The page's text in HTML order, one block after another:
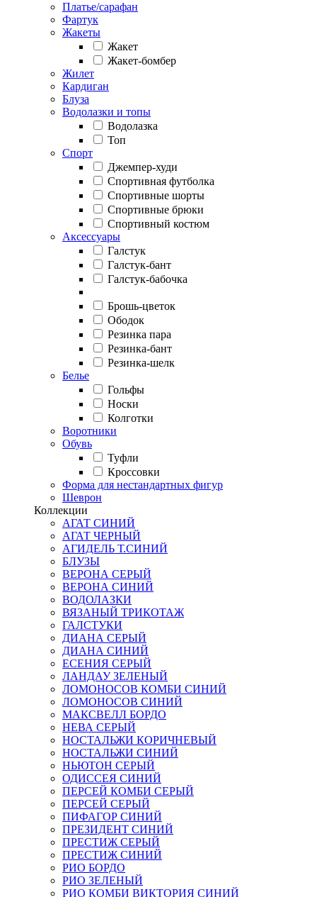
Платье/сарафан
Фартук
Жакеты
Жакет
Жакет-бомбер
Жилет
Кардиган
Блуза
Водолазки и топы
Водолазка
Топ
Спорт
Джемпер-худи
Спортивная футболка
Спортивные шорты
Спортивные брюки
Спортивный костюм
Аксессуары
Галстук
Галстук-бант
Галстук-бабочка
Брошь-цветок
Ободок
Резинка пара
Резинка-бант
Резинка-шелк
Белье
Гольфы
Носки
Колготки
Воротники
Обувь
Туфли
Кроссовки
Форма для нестандартных фигур
Шеврон
Коллекции
АГАТ СИНИЙ
АГАТ ЧЕРНЫЙ
АГИДЕЛЬ Т.СИНИЙ
БЛУЗЫ
ВЕРОНА СЕРЫЙ
ВЕРОНА СИНИЙ
ВОДОЛАЗКИ
ВЯЗАНЫЙ ТРИКОТАЖ
ГАЛСТУКИ
ДИАНА СЕРЫЙ
ДИАНА СИНИЙ
ЕСЕНИЯ СЕРЫЙ
ЛАНДАУ ЗЕЛЕНЫЙ
ЛОМОНОСОВ КОМБИ СИНИЙ
ЛОМОНОСОВ СИНИЙ
МАКСВЕЛЛ БОРДО
НЕВА СЕРЫЙ
НОСТАЛЬЖИ КОРИЧНЕВЫЙ
НОСТАЛЬЖИ СИНИЙ
НЬЮТОН СЕРЫЙ
ОДИССЕЯ СИНИЙ
ПЕРСЕЙ КОМБИ СЕРЫЙ
ПЕРСЕЙ СЕРЫЙ
ПИФАГОР СИНИЙ
ПРЕЗИДЕНТ СИНИЙ
ПРЕСТИЖ СЕРЫЙ
ПРЕСТИЖ СИНИЙ
РИО БОРДО
РИО ЗЕЛЕНЫЙ
РИО КОМБИ ВИКТОРИЯ СИНИЙ